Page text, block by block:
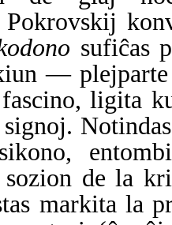
Pokrovskij
sufiĉas
— plejparte
ligita
signoj.
sozion de la
markita la